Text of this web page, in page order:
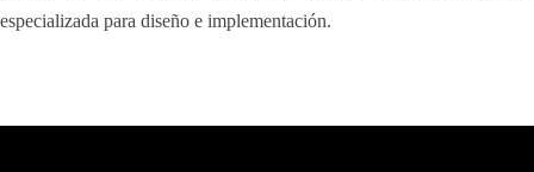
especializada para diseño e implementación.